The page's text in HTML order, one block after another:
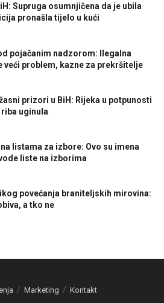
Supruga osumnjičena da je ubila
pronašla tijelo u kući
pojačanim nadzorom: Ilegalna
veći problem, kazne za prekršitelje
prizori u BiH: Rijeka u potpunosti
uginula
listama za izbore: Ovo su imena
liste na izborima
povećanja braniteljskih mirovina:
a tko ne
Marketing Kontakt